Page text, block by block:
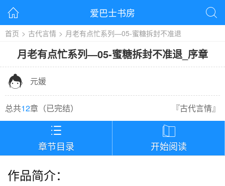
 爱巴士书房 
首页 > 古代言情 > 月老有点忙系列—05-蜜糖拆封不准退
月老有点忙系列—05-蜜糖拆封不准退_ 序章
 元媛
总共12章（已完结） 『古代言情』

章节目录

开始阅读
作品简介：